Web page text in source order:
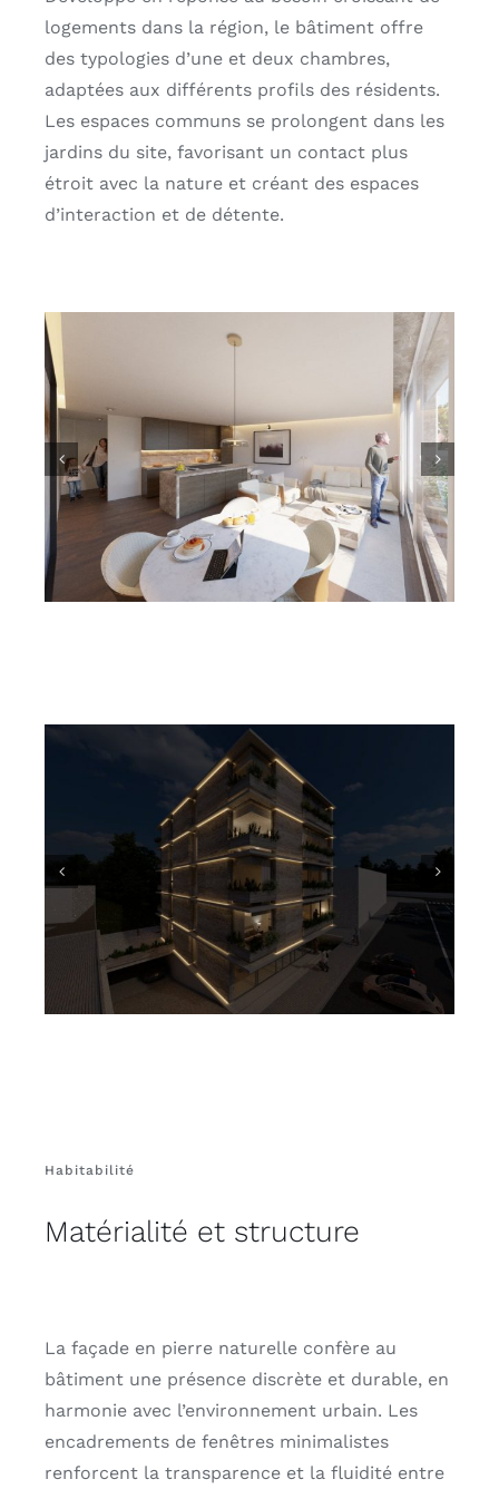
logements dans la région, le bâtiment offre
des typologies d’une et deux chambres,
adaptées aux différents profils des résidents.
Les espaces communs se prolongent dans les
jardins du site, favorisant un contact plus
étroit avec la nature et créant des espaces
d’interaction et de détente.
Habitabilité
Matérialité et structure
La façade en pierre naturelle confère au
bâtiment une présence discrète et durable, en
harmonie avec l’environnement urbain. Les
encadrements de fenêtres minimalistes
renforcent la transparence et la fluidité entre